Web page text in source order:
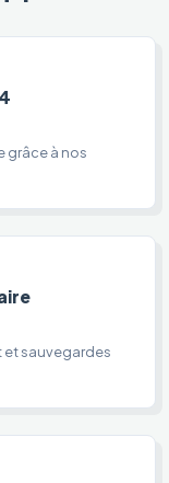
grâce à nos
sauvegardes